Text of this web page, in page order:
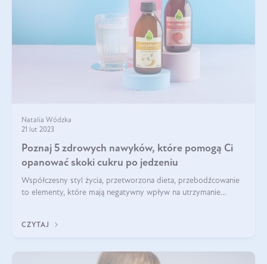
Natalia Wódzka
21 lut 2023
Poznaj 5 zdrowych nawyków, które pomogą Ci
opanować skoki cukru po jedzeniu
Współczesny styl życia, przetworzona dieta, przebodźcowanie
to elementy, które mają negatywny wpływ na utrzymanie
CZYTAJ